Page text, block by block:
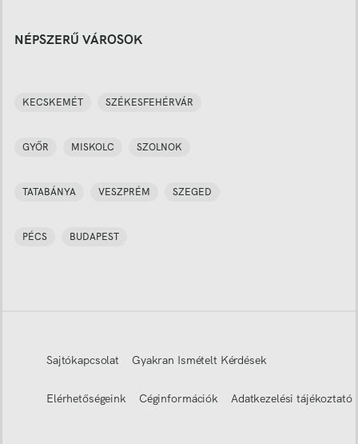
NÉPSZERŰ VÁROSOK
KECSKEMÉT SZÉKESFEHÉRVÁR
GYŐR MISKOLC SZOLNOK
TATABÁNYA VESZPRÉM SZEGED
PÉCS BUDAPEST
Sajtókapcsolat Gyakran Ismételt Kérdések
Elérhetőségeink Céginformációk Adatkezelési tájékoztató